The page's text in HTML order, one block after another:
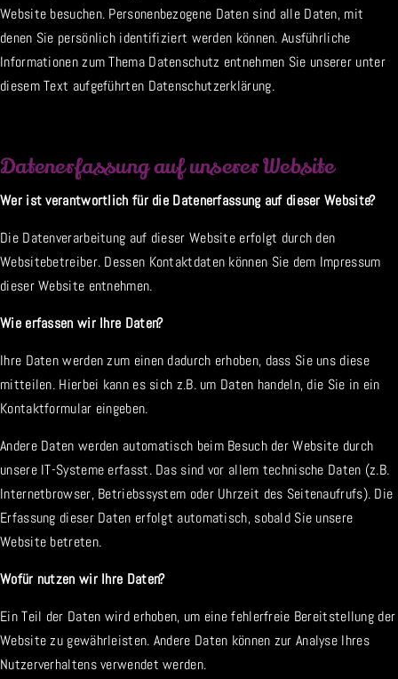
Website besuchen. Personenbezogene Daten sind alle Daten, mit
denen Sie persönlich identifiziert werden können. Ausführliche
Informationen zum Thema Datenschutz entnehmen Sie unserer unter
diesem Text aufgeführten Datenschutzerklärung.
Datenerfassung auf unserer Website
Wer ist verantwortlich für die Datenerfassung auf dieser Website?
Die Datenverarbeitung auf dieser Website erfolgt durch den
Websitebetreiber. Dessen Kontaktdaten können Sie dem Impressum
dieser Website entnehmen.
Wie erfassen wir Ihre Daten?
Ihre Daten werden zum einen dadurch erhoben, dass Sie uns diese
mitteilen. Hierbei kann es sich z.B. um Daten handeln, die Sie in ein
Kontaktformular eingeben.
Andere Daten werden automatisch beim Besuch der Website durch
unsere IT-Systeme erfasst. Das sind vor allem technische Daten (z.B.
Internetbrowser, Betriebssystem oder Uhrzeit des Seitenaufrufs). Die
Erfassung dieser Daten erfolgt automatisch, sobald Sie unsere
Website betreten.
Wofür nutzen wir Ihre Daten?
Ein Teil der Daten wird erhoben, um eine fehlerfreie Bereitstellung der
Website zu gewährleisten. Andere Daten können zur Analyse Ihres
Nutzerverhaltens verwendet werden.